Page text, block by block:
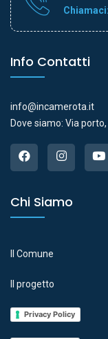
Chiamaci:
Info Contatti
info@incamerota.it
Dove siamo: Via
Chi Siamo
Il Comune
Il progetto
Privacy Policy